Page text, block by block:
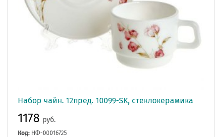
Набор чайн. 12пред. 10099-SK, стеклокерамика
1178 руб.
Код: НФ-00016725